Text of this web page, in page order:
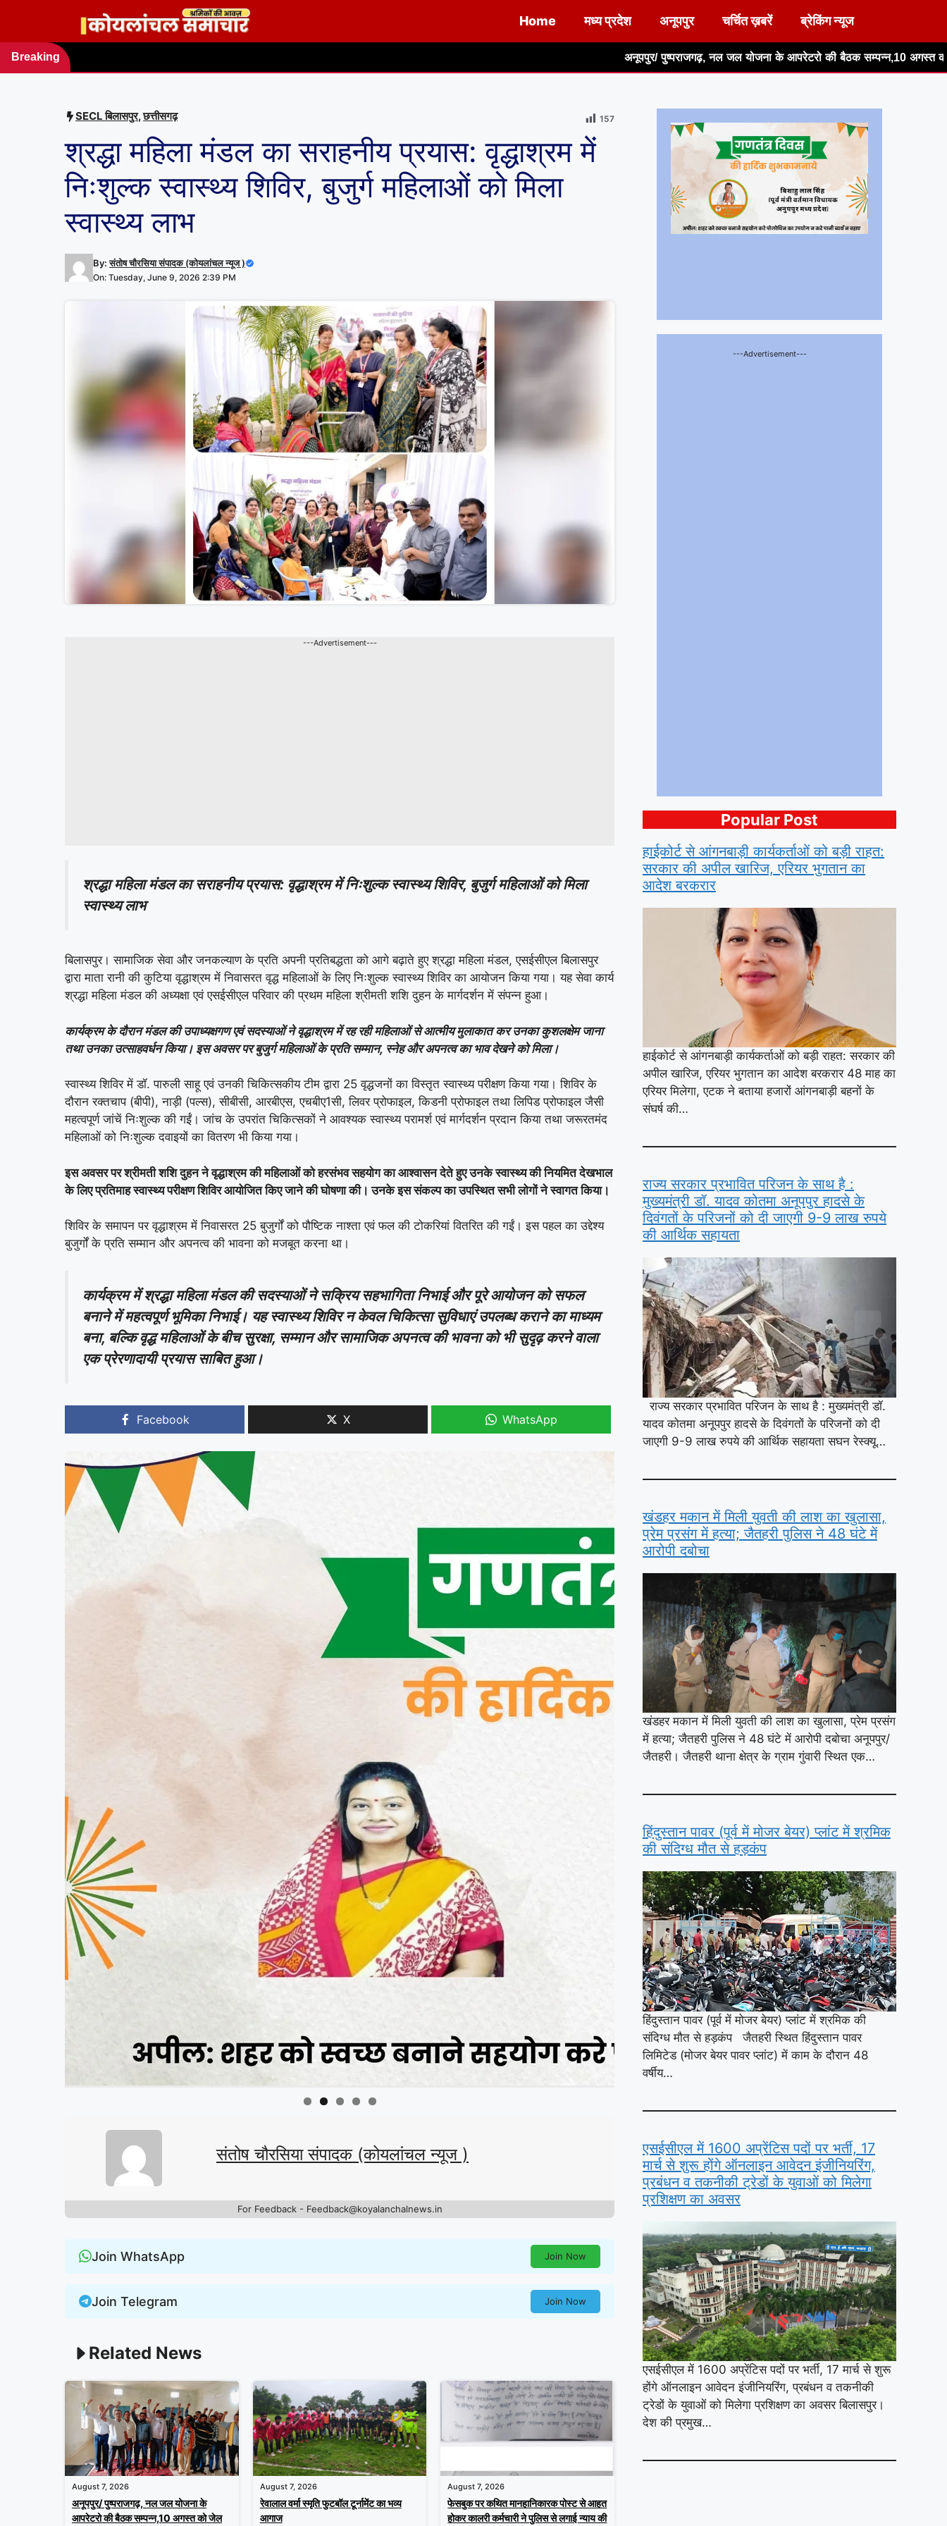
content
Home मध्य प्रदेश अनूपपुर चर्चित ख़बरें ब्रेकिंग न्यूज
Breaking
अनूपपुर/ पुष्पराजगढ़, नल जल योजना के आपरेटरो की बैठक सम्पन्न,10 अगस्त को जेल भरो आंदोलन में
SECL बिलासपुर,छत्तीसगढ़ 157
श्रद्धा महिला मंडल का सराहनीय प्रयास: वृद्धाश्रम में
निःशुल्क स्वास्थ्य शिविर, बुजुर्ग महिलाओं को मिला
स्वास्थ्य लाभ
By:संतोष चौरसिया संपादक (कोयलांचल न्यूज )
On: Tuesday, June 9, 2026 2:39 PM
---Advertisement---
श्रद्धा महिला मंडल का सराहनीय प्रयास: वृद्धाश्रम में निःशुल्क स्वास्थ्य शिविर, बुजुर्ग महिलाओं को मिला
स्वास्थ्य लाभ
बिलासपुर। सामाजिक सेवा और जनकल्याण के प्रति अपनी प्रतिबद्धता को आगे बढ़ाते हुए श्रद्धा महिला मंडल, एसईसीएल बिलासपुर
द्वारा माता रानी की कुटिया वृद्धाश्रम में निवासरत वृद्ध महिलाओं के लिए निःशुल्क स्वास्थ्य शिविर का आयोजन किया गया। यह सेवा कार्य
श्रद्धा महिला मंडल की अध्यक्षा एवं एसईसीएल परिवार की प्रथम महिला श्रीमती शशि दुहन के मार्गदर्शन में संपन्न हुआ।
कार्यक्रम के दौरान मंडल की उपाध्यक्षगण एवं सदस्याओं ने वृद्धाश्रम में रह रही महिलाओं से आत्मीय मुलाकात कर उनका कुशलक्षेम जाना
तथा उनका उत्साहवर्धन किया। इस अवसर पर बुजुर्ग महिलाओं के प्रति सम्मान, स्नेह और अपनत्व का भाव देखने को मिला।
स्वास्थ्य शिविर में डॉ. पारुली साहू एवं उनकी चिकित्सकीय टीम द्वारा 25 वृद्धजनों का विस्तृत स्वास्थ्य परीक्षण किया गया। शिविर के
दौरान रक्तचाप (बीपी), नाड़ी (पल्स), सीबीसी, आरबीएस, एचबीए1सी, लिवर प्रोफाइल, किडनी प्रोफाइल तथा लिपिड प्रोफाइल जैसी
महत्वपूर्ण जांचें निःशुल्क की गईं। जांच के उपरांत चिकित्सकों ने आवश्यक स्वास्थ्य परामर्श एवं मार्गदर्शन प्रदान किया तथा जरूरतमंद
महिलाओं को निःशुल्क दवाइयों का वितरण भी किया गया।
इस अवसर पर श्रीमती शशि दुहन ने वृद्धाश्रम की महिलाओं को हरसंभव सहयोग का आश्वासन देते हुए उनके स्वास्थ्य की नियमित देखभाल
के लिए प्रतिमाह स्वास्थ्य परीक्षण शिविर आयोजित किए जाने की घोषणा की। उनके इस संकल्प का उपस्थित सभी लोगों ने स्वागत किया।
शिविर के समापन पर वृद्धाश्रम में निवासरत 25 बुजुर्गों को पौष्टिक नाश्ता एवं फल की टोकरियां वितरित की गईं। इस पहल का उद्देश्य
बुजुर्गों के प्रति सम्मान और अपनत्व की भावना को मजबूत करना था।
कार्यक्रम में श्रद्धा महिला मंडल की सदस्याओं ने सक्रिय सहभागिता निभाई और पूरे आयोजन को सफल
बनाने में महत्वपूर्ण भूमिका निभाई। यह स्वास्थ्य शिविर न केवल चिकित्सा सुविधाएं उपलब्ध कराने का माध्यम
बना, बल्कि वृद्ध महिलाओं के बीच सुरक्षा, सम्मान और सामाजिक अपनत्व की भावना को भी सुदृढ़ करने वाला
एक प्रेरणादायी प्रयास साबित हुआ।
Facebook X WhatsApp
संतोष चौरसिया संपादक (कोयलांचल न्यूज )
For Feedback - Feedback@koyalanchalnews.in
Join WhatsApp Join Now
Join Telegram Join Now
Related News
August 7, 2026
अनूपपुर/ पुष्पराजगढ़, नल जल योजना के
आपरेटरो की बैठक सम्पन्न,10 अगस्त को जेल
August 7, 2026
रेवालाल वर्मा स्मृति फुटबॉल टूर्नामेंट का भव्य
आगाज
August 7, 2026
फेसबुक पर कथित मानहानिकारक पोस्ट से आहत
होकर कालरी कर्मचारी ने पुलिस से लगाई न्याय की
---Advertisement---
Popular Post
हाईकोर्ट से आंगनबाड़ी कार्यकर्ताओं को बड़ी राहत:
सरकार की अपील खारिज, एरियर भुगतान का
आदेश बरकरार
हाईकोर्ट से आंगनबाड़ी कार्यकर्ताओं को बड़ी राहत: सरकार की
अपील खारिज, एरियर भुगतान का आदेश बरकरार 48 माह का
एरियर मिलेगा, एटक ने बताया हजारों आंगनबाड़ी बहनों के
संघर्ष की…
राज्य सरकार प्रभावित परिजन के साथ है :
मुख्यमंत्री डॉ. यादव कोतमा अनूपपुर हादसे के
दिवंगतों के परिजनों को दी जाएगी 9-9 लाख रुपये
की आर्थिक सहायता
राज्य सरकार प्रभावित परिजन के साथ है : मुख्यमंत्री डॉ.
यादव कोतमा अनूपपुर हादसे के दिवंगतों के परिजनों को दी
जाएगी 9-9 लाख रुपये की आर्थिक सहायता सघन रेस्क्यू…
खंडहर मकान में मिली युवती की लाश का खुलासा,
प्रेम प्रसंग में हत्या; जैतहरी पुलिस ने 48 घंटे में
आरोपी दबोचा
खंडहर मकान में मिली युवती की लाश का खुलासा, प्रेम प्रसंग
में हत्या; जैतहरी पुलिस ने 48 घंटे में आरोपी दबोचा अनूपपुर/
जैतहरी। जैतहरी थाना क्षेत्र के ग्राम गुंवारी स्थित एक…
हिंदुस्तान पावर (पूर्व में मोजर बेयर) प्लांट में श्रमिक
की संदिग्ध मौत से हड़कंप
हिंदुस्तान पावर (पूर्व में मोजर बेयर) प्लांट में श्रमिक की
संदिग्ध मौत से हड़कंप जैतहरी स्थित हिंदुस्तान पावर
लिमिटेड (मोजर बेयर पावर प्लांट) में काम के दौरान 48
वर्षीय…
एसईसीएल में 1600 अप्रेंटिस पदों पर भर्ती, 17
मार्च से शुरू होंगे ऑनलाइन आवेदन इंजीनियरिंग,
प्रबंधन व तकनीकी ट्रेडों के युवाओं को मिलेगा
प्रशिक्षण का अवसर
एसईसीएल में 1600 अप्रेंटिस पदों पर भर्ती, 17 मार्च से शुरू
होंगे ऑनलाइन आवेदन इंजीनियरिंग, प्रबंधन व तकनीकी
ट्रेडों के युवाओं को मिलेगा प्रशिक्षण का अवसर बिलासपुर।
देश की प्रमुख…